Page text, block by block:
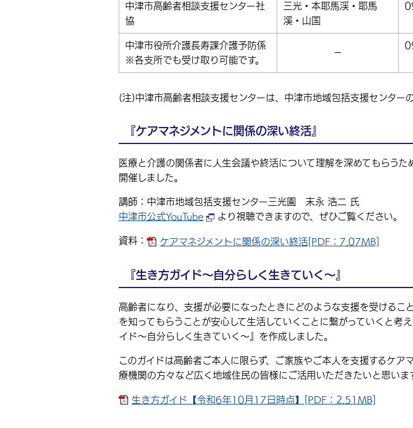
中津市高齢者相談支援センター社
協
三光・本耶馬渓・耶馬
溪・山国
中津市役所介護長寿課介護予防係
※各支所でも受け取り可能です。
－
(注)中津市高齢者相談支援センターは、中津市地域包括支援センターの
『ケアマネジメントに関係の深い終活』
医療と介護の関係者に人生会議や終活について理解を深めてもらうた
開催しました。
講師：中津市地域包括支援センター三光園 末永 浩二 氏
中津市公式YouTube
より視聴できますので、ぜひご覧ください。
資料： ケアマネジメントに関係の深い終活[PDF：7.07MB]
『生き方ガイド～自分らしく生きていく～』
高齢者になり、支援が必要になったときにどのような支援を受けるこ
を知ってもらうことが安心して生活していくことに繋がっていくと考
イド～自分らしく生きていく～』を作成しました。
このガイドは高齢者ご本人に限らず、ご家族やご本人を支援するケア
療機関の方々など広く地域住民の皆様にご活用いただきたいと思いま
生き方ガイド【令和6年10月17日時点】[PDF：2.51MB]